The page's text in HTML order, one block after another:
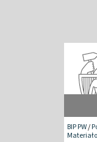
BIP PW/